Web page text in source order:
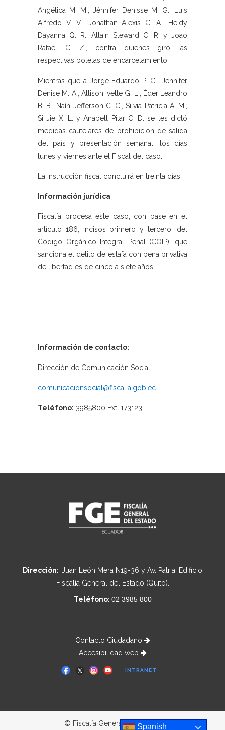
Angélica M. M., Jénnifer Denisse M. G., Luis
Alfredo V. V., Jonathan Alexis G. A., Heidy
Dayanna Q. R., Allain Steward C. R. y Joao
Rafael C. Z., contra quienes giró las
respectivas boletas de encarcelamiento.
Mientras que a Jorge Eduardo P. G., Jennifer
Denise M. A., Allison Ivette G. L., Éder Leandro
B. B., Naín Jefferson C. C., Silvia Patricia A. M.,
Si Jie X. L. y Anabell Pilar C. D. se les dictó
medidas cautelares de prohibición de salida
del país y presentación semanal, los días
lunes y viernes ante el Fiscal del caso.
La instrucción fiscal concluirá en treinta días.
Información jurídica
Fiscalía procesa este caso, con base en el
artículo 186, incisos primero y tercero, del
Código Orgánico Integral Penal (COIP), que
sanciona el delito de estafa con pena privativa
de libertad es de cinco a siete años.
Información de contacto:
Dirección de Comunicación Social
comunicacionsocial@fiscalia.gob.ec
Teléfono: 3985800 Ext. 173123
Dirección: Juan León Mera N19-36 y Av. Patria, Edificio
Fiscalía General del Estado (Quito).
Teléfono: 02 3985 800
Contacto Ciudadano
Accesibilidad web
INTRANET
© Fiscalía General del Estado
Spanish